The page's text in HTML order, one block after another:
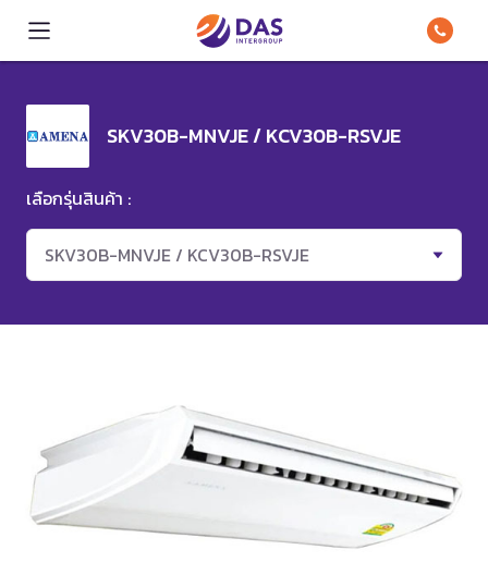
SKV30B-MNVJE / KCV30B-RSVJE
เลือกรุ่นสินค้า :
SKV30B-MNVJE / KCV30B-RSVJE